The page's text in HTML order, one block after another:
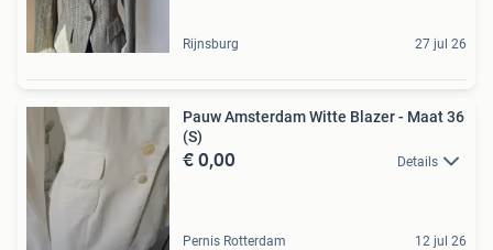
Rijnsburg 27 jul 26
Pauw Amsterdam Witte Blazer - Maat 36
(S)
€ 0,00 Details
Pernis Rotterdam 12 jul 26